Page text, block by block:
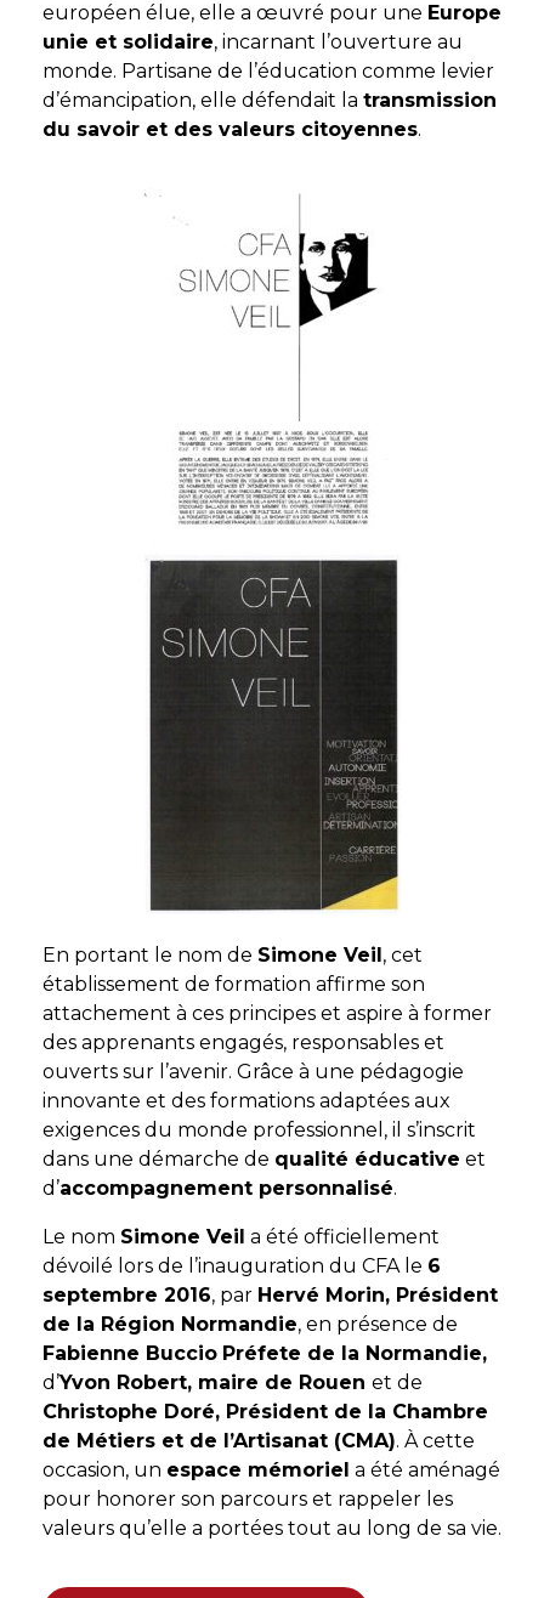
européen élue, elle a œuvré pour une Europe
unie et solidaire, incarnant l’ouverture au
monde. Partisane de l’éducation comme levier
d’émancipation, elle défendait la transmission
du savoir et des valeurs citoyennes.
En portant le nom de Simone Veil, cet
établissement de formation affirme son
attachement à ces principes et aspire à former
des apprenants engagés, responsables et
ouverts sur l’avenir. Grâce à une pédagogie
innovante et des formations adaptées aux
exigences du monde professionnel, il s’inscrit
dans une démarche de qualité éducative et
d’accompagnement personnalisé.
Le nom Simone Veil a été officiellement
dévoilé lors de l’inauguration du CFA le 6
septembre 2016, par Hervé Morin, Président
de la Région Normandie, en présence de
Fabienne Buccio Préfete de la Normandie,
d’Yvon Robert, maire de Rouen et de
Christophe Doré, Président de la Chambre
de Métiers et de l’Artisanat (CMA). À cette
occasion, un espace mémoriel a été aménagé
pour honorer son parcours et rappeler les
valeurs qu’elle a portées tout au long de sa vie.